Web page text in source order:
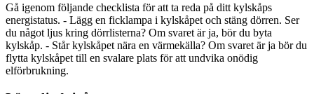
Gå igenom följande checklista för att ta reda på ditt kylskåps
energistatus. - Lägg en ficklampa i kylskåpet och stäng dörren. Ser
du något ljus kring dörrlisterna? Om svaret är ja, bör du byta
kylskåp. - Står kylskåpet nära en värmekälla? Om svaret är ja bör du
flytta kylskåpet till en svalare plats för att undvika onödig
elförbrukning.